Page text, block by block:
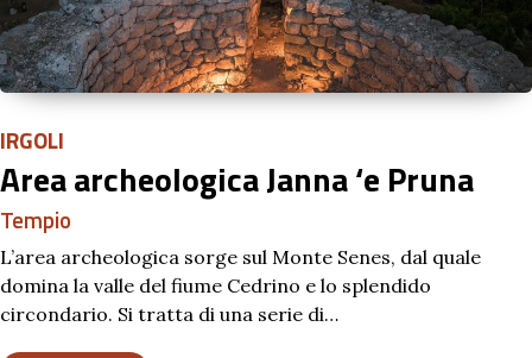
IRGOLI
Area archeologica Janna ‘e Pruna
Tempio
L’area archeologica sorge sul Monte Senes, dal quale
domina la valle del fiume Cedrino e lo splendido
circondario. Si tratta di una serie di…